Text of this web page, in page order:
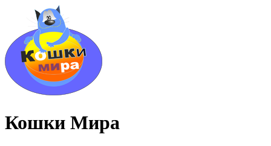
Кошки Мира